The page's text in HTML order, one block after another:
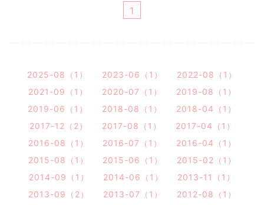
1
2025-08（1） 2023-06（1）
2022-08（1）
2021-09（1）
2020-07（1）
2019-08（1）
2019-06（1）
2018-08（1）
2018-04（1）
2017-12（2）
2017-08（1）
2017-04（1）
2016-08（1）
2016-07（1）
2016-04（1）
2015-08（1）
2015-06（1）
2015-02（1）
2014-09（1）
2014-06（1）
2013-11（1）
2013-09（2）
2013-07（1）
2012-08（1）